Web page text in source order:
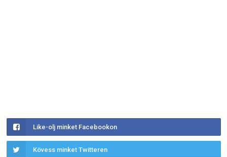
Like-olj minket Facebookon
Kövess minket Twitteren